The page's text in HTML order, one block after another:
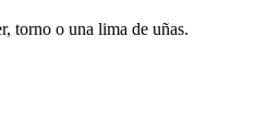
torno o una lima de uñas.